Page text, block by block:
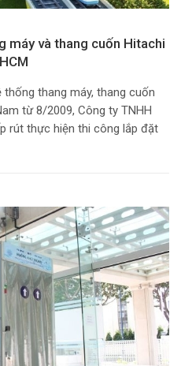
máy và thang cuốn Hitachi
thang máy, thang cuốn
từ 8/2009, Công ty TNHH
rút thực hiện thi công lắp đặt
và 31 thang cuốn cho các